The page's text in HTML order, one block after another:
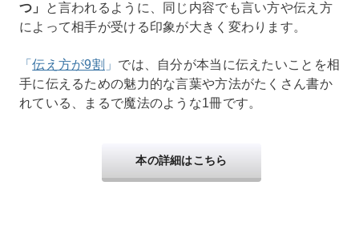
つ」
と言われるように、同じ内容でも言い方や伝え方
によって相手が受ける印象が大きく変わります。
「伝え方が9割 」 では、自分が本当に伝えたいことを相
手に伝えるための魅力的な言葉や方法がたくさん書か
れている、まるで魔法のような1冊です。
本の詳細はこちら